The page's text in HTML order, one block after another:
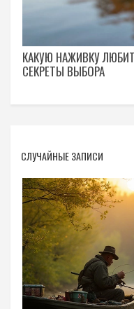
КАКУЮ НАЖИВКУ
СЕКРЕТЫ ВЫБОРА
СЛУЧАЙНЫЕ ЗАПИСИ